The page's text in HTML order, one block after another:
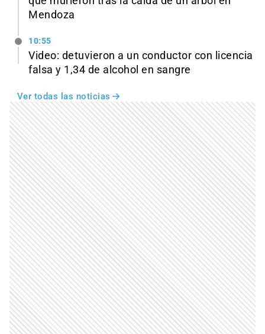
Mendoza
10:55
Video: detuvieron a un conductor con licencia
falsa y 1,34 de alcohol en sangre
Ver todas las noticias